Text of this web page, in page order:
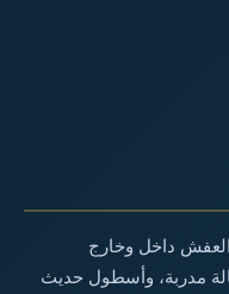
داخل وخارج
10 سنوات، عمالة مدربة، وأسطول حديث